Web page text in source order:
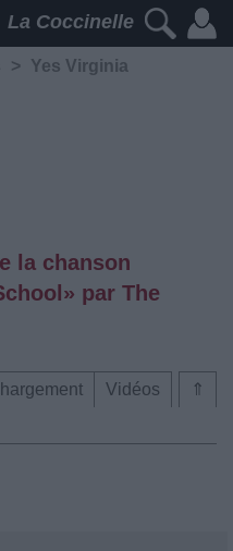
La Coccinelle
> Yes Virginia
la chanson
par The
⇑
Vidéos